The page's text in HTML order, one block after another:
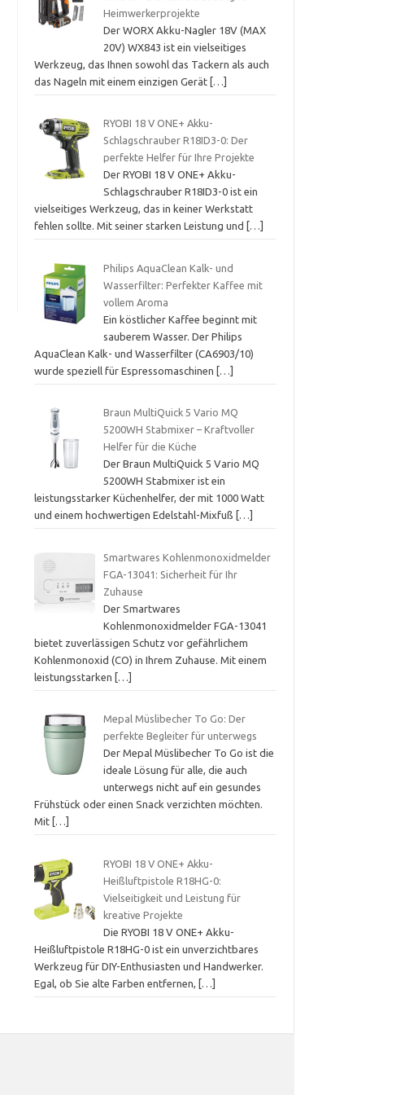
Heimwerkerprojekte
Der WORX Akku-Nagler 18V (MAX
20V) WX843 ist ein vielseitiges
Werkzeug, das Ihnen sowohl das Tackern als auch
das Nageln mit einem einzigen Gerät […]
RYOBI 18 V ONE+ Akku-
Schlagschrauber R18ID3-0: Der
perfekte Helfer für Ihre Projekte
Der RYOBI 18 V ONE+ Akku-
Schlagschrauber R18ID3-0 ist ein
vielseitiges Werkzeug, das in keiner Werkstatt
fehlen sollte. Mit seiner starken Leistung und
[…]
Philips AquaClean Kalk- und
Wasserfilter: Perfekter Kaffee mit
vollem Aroma
Ein köstlicher Kaffee beginnt mit
sauberem Wasser. Der Philips
AquaClean Kalk- und Wasserfilter (CA6903/10)
wurde speziell für Espressomaschinen
[…]
Braun MultiQuick 5 Vario MQ
5200WH Stabmixer – Kraftvoller
Helfer für die Küche
Der Braun MultiQuick 5 Vario MQ
5200WH Stabmixer ist ein
leistungsstarker Küchenhelfer, der mit 1000 Watt
und einem hochwertigen Edelstahl-Mixfuß
[…]
Smartwares Kohlenmonoxidmelder
FGA-13041: Sicherheit für Ihr
Zuhause
Der Smartwares
Kohlenmonoxidmelder FGA-13041
bietet zuverlässigen Schutz vor gefährlichem
Kohlenmonoxid (CO) in Ihrem Zuhause. Mit einem
leistungsstarken
[…]
Mepal Müslibecher To Go: Der
perfekte Begleiter für unterwegs
Der Mepal Müslibecher To Go ist die
ideale Lösung für alle, die auch
unterwegs nicht auf ein gesundes
Frühstück oder einen Snack verzichten möchten.
Mit […]
RYOBI 18 V ONE+ Akku-
Heißluftpistole R18HG-0:
Vielseitigkeit und Leistung für
kreative Projekte
Die RYOBI 18 V ONE+ Akku-
Heißluftpistole R18HG-0 ist ein unverzichtbares
Werkzeug für DIY-Enthusiasten und Handwerker.
Egal, ob Sie alte Farben entfernen,
[…]